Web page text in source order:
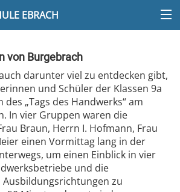
EBRACH
von Burgebrach
darunter viel zu entdecken gibt,
und Schüler der Klassen 9a
des „Tags des Handwerks“ am
In vier Gruppen waren die
Braun, Herrn I. Hofmann, Frau
einen Vormittag lang in der
um einen Einblick in vier
und die
zu